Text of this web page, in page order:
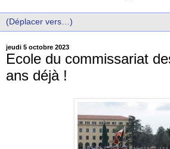
jeudi 5 octobre 2023
Ecole du commissariat
ans déjà !